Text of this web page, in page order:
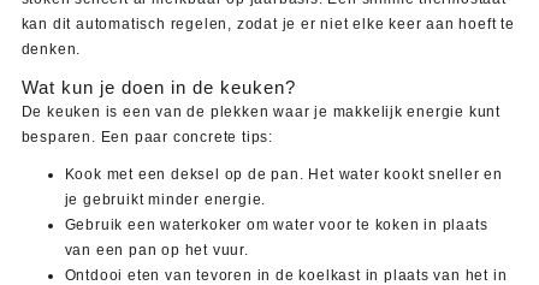
kan dit automatisch regelen, zodat je er niet elke keer aan hoeft te
denken.
Wat kun je doen in de keuken?
De keuken is een van de plekken waar je makkelijk energie kunt
besparen. Een paar concrete tips:
Kook met een deksel op de pan. Het water kookt sneller en
je gebruikt minder energie.
Gebruik een waterkoker om water voor te koken in plaats
van een pan op het vuur.
Ontdooi eten van tevoren in de koelkast in plaats van het in